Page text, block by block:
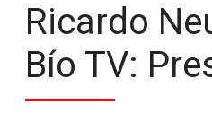
Ricardo
Bío TV: